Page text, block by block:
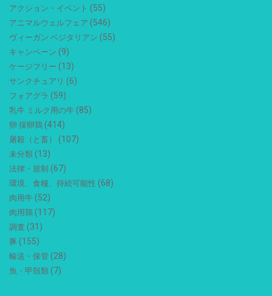
アクション・イベント (55)
アニマルウェルフェア (546)
ヴィーガン ベジタリアン (55)
キャンペーン (9)
ケージフリー (13)
サンクチュアリ (6)
フォアグラ (59)
乳牛 ミルク用の牛 (85)
卵 採卵鶏 (414)
屠殺（と畜） (107)
未分類 (13)
法律・規制 (67)
環境、食糧、持続可能性 (68)
肉用牛 (52)
肉用鶏 (117)
調査 (31)
豚 (155)
輸送・保管 (28)
魚・甲殻類 (7)